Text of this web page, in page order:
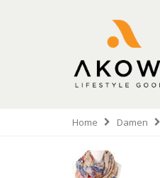
Home Damen